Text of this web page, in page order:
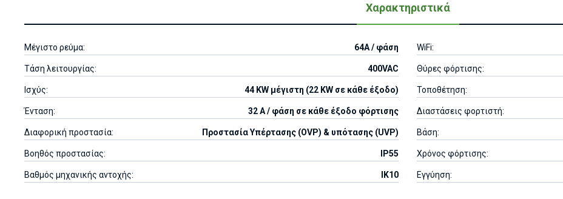
Χαρακτηριστικά
Μέγιστο ρεύμα: 64Α / φάση
Τάση λειτουργίας: 400VAC
Ισχύς: 44 KW μέγιστη (22 KW σε κάθε έξοδο)
Ένταση: 32 A / φάση σε κάθε έξοδο φόρτισης
Διαφορική προστασία: Προστασία Υπέρτασης (OVP) & υπότασης (UVP)
Βοηθός προστασίας: ΙΡ55
Βαθμός μηχανικής αντοχής: ΙΚ10
WiFi:
Θύρες φόρτισης:
Τοποθέτηση:
Διαστάσεις φορτιστή:
Βάση:
Χρόνος φόρτισης:
Εγγύηση: